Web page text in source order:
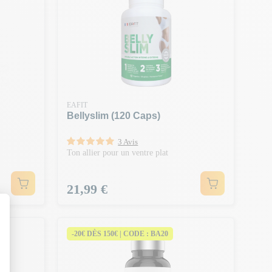
EAFIT
Bellyslim (120 Caps)
3 Avis
Ton allier pour un ventre plat
Prix
21,99 €
-20€ DÈS 150€ | CODE : BA20